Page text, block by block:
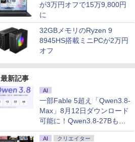
が3万円オフで15万9,800円
に
32GBメモリのRyzen 9
8945HS搭載ミニPCが2万円
オフ
最新記事
AI
一部Fable 5超え「Qwen3.8-
Max」8月12日ダウンロード
可能に！Qwen3.8-27Bも順
次
AI クリエイター